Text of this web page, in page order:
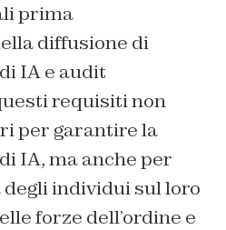
prima
diffusione di
IA e audit
requisiti non
per garantire la
IA, ma anche per
individui sul loro
forze dell’ordine e